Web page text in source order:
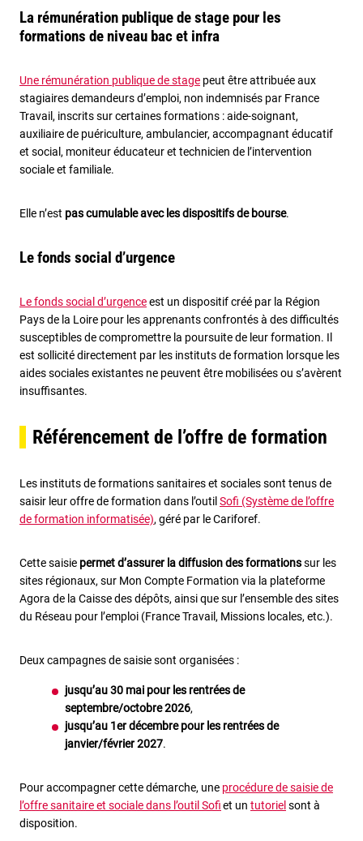
La rémunération publique de stage pour les
formations de niveau bac et infra
Une rémunération publique de stage peut être attribuée aux
stagiaires demandeurs d’emploi, non indemnisés par France
Travail, inscrits sur certaines formations : aide-soignant,
auxiliaire de puériculture, ambulancier, accompagnant éducatif
et social, moniteur éducateur et technicien de l’intervention
sociale et familiale.
Elle n’est pas cumulable avec les dispositifs de bourse.
Le fonds social d’urgence
Le fonds social d’urgenceest un dispositif créé par la Région
Pays de la Loire pour les apprenants confrontés à des difficultés
susceptibles de compromettre la poursuite de leur formation. Il
est sollicité directement par les instituts de formation lorsque les
aides sociales existantes ne peuvent être mobilisées ou s’avèrent
insuffisantes.
Référencement de l’offre de formation
Les instituts de formations sanitaires et sociales sont tenus de
saisir leur offre de formation dans l’outil Sofi (Système de l’offre
de formation informatisée), géré par le Cariforef.
Cette saisie permet d’assurer la diffusion des formationssur les
sites régionaux, sur Mon Compte Formation via la plateforme
Agora de la Caisse des dépôts, ainsi que sur l’ensemble des sites
du Réseau pour l’emploi (France Travail, Missions locales, etc.).
Deux campagnes de saisie sont organisées :
jusqu’au 30 mai pour les rentrées de
septembre/octobre 2026,
jusqu’au 1er décembre pour les rentrées de
janvier/février 2027.
Pour accompagner cette démarche, une procédure de saisie de
l’offre sanitaire et sociale dans l’outil Sofiet un tutorielsont à
disposition.